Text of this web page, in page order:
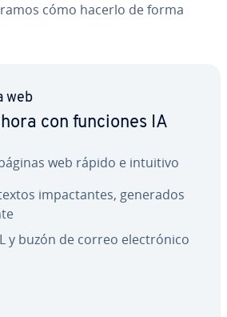
cómo hacerlo de forma
web
con funciones IA
web rápido e intuitivo
im­pa­c­ta­n­tes, generados
y buzón de correo ele­c­tró­ni­co